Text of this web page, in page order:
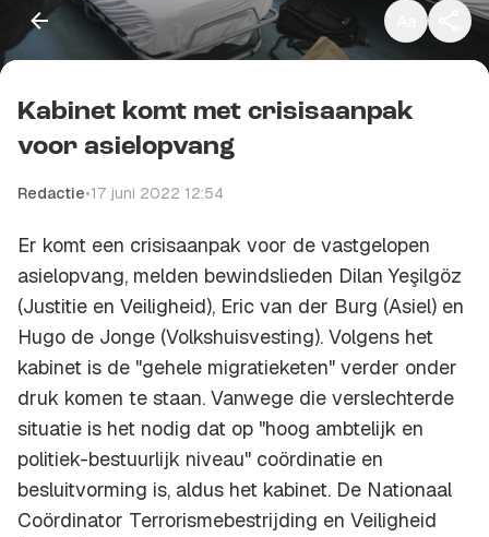
Kopieer link
Kabinet komt met crisisaanpak
voor asielopvang
Redactie•17 juni 2022 12:54
Er komt een crisisaanpak voor de vastgelopen
asielopvang, melden bewindslieden Dilan Yeşilgöz
(Justitie en Veiligheid), Eric van der Burg (Asiel) en
Hugo de Jonge (Volkshuisvesting). Volgens het
kabinet is de "gehele migratieketen" verder onder
druk komen te staan. Vanwege die verslechterde
situatie is het nodig dat op "hoog ambtelijk en
politiek-bestuurlijk niveau" coördinatie en
besluitvorming is, aldus het kabinet. De Nationaal
Coördinator Terrorismebestrijding en Veiligheid